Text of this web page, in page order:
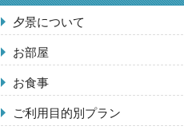
夕景について
お部屋
お食事
ご利用目的別プラン